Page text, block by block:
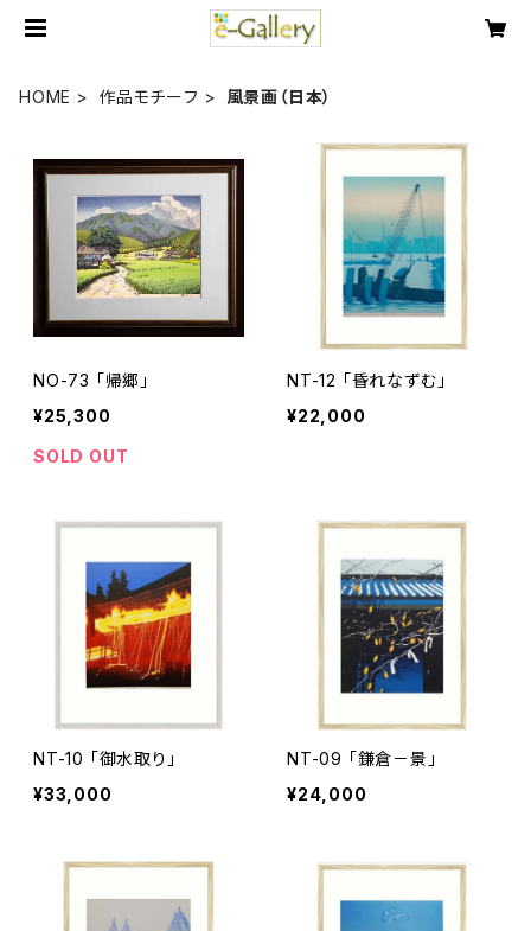
HOME 作品モチーフ 風景画（日本）
NO-73 「帰郷」
¥25,300
SOLD OUT
NT-12 「昏れなずむ」
¥22,000
NT-10 「御水取り」
¥33,000
NT-09 「鎌倉－景」
¥24,000